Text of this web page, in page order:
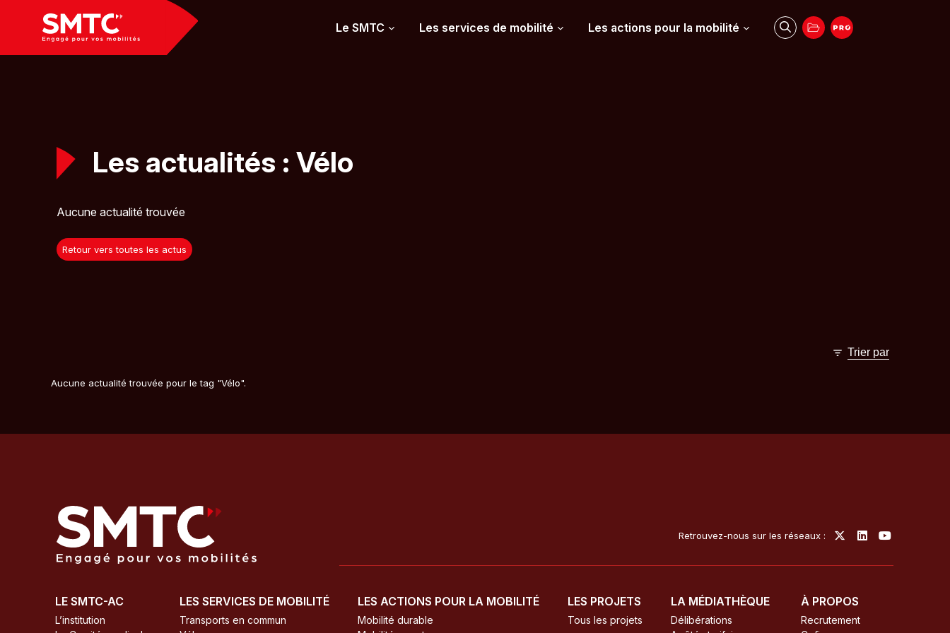
Le SMTC Les services de mobilité Les actions pour la mobilité
Les actualités : Vélo
Aucune actualité trouvée
Retour vers toutes les actus
Trier par
Aucune actualité trouvée pour le tag "Vélo".
Retrouvez-nous sur les réseaux :
LE SMTC-AC
L’institution
LES SERVICES DE MOBILITÉ
Transports en commun
LES ACTIONS POUR LA MOBILITÉ
Mobilité durable
LES PROJETS
Tous les projets
LA MÉDIATHÈQUE
Délibérations
À PROPOS
Recrutement